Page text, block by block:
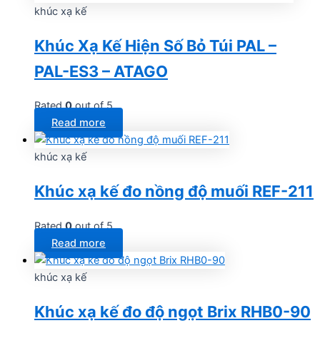
khúc xạ kế
Khúc Xạ Kế Hiện Số Bỏ Túi PAL –
PAL-ES3 – ATAGO
Rated0out of 5
Read more
khúc xạ kế
Khúc xạ kế đo nồng độ muối REF-211
Rated0out of 5
Read more
khúc xạ kế
Khúc xạ kế đo độ ngọt Brix RHB0-90